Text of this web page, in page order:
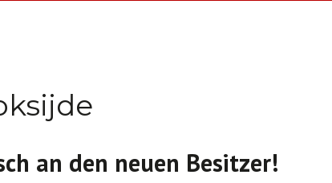
an den neuen Besitzer!